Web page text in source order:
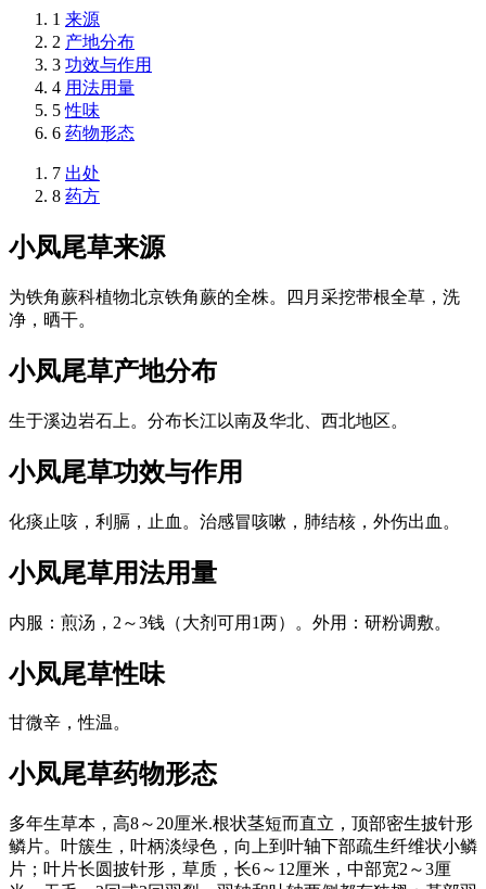
1 来源
2 产地分布
3 功效与作用
4 用法用量
5 性味
6 药物形态
7 出处
8 药方
小凤尾草来源
为铁角蕨科植物北京铁角蕨的全株。四月采挖带根全草，洗
净，晒干。
小凤尾草产地分布
生于溪边岩石上。分布长江以南及华北、西北地区。
小凤尾草功效与作用
化痰止咳，利膈，止血。治感冒咳嗽，肺结核，外伤出血。
小凤尾草用法用量
内服：煎汤，2～3钱（大剂可用1两）。外用：研粉调敷。
小凤尾草性味
甘微辛，性温。
小凤尾草药物形态
多年生草本，高8～20厘米.根状茎短而直立，顶部密生披针形
鳞片。叶簇生，叶柄淡绿色，向上到叶轴下部疏生纤维状小鳞
片；叶片长圆披针形，草质，长6～12厘米，中部宽2～3厘